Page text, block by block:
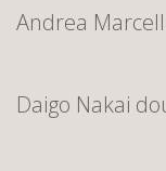
Andrea
Daigo Nakai